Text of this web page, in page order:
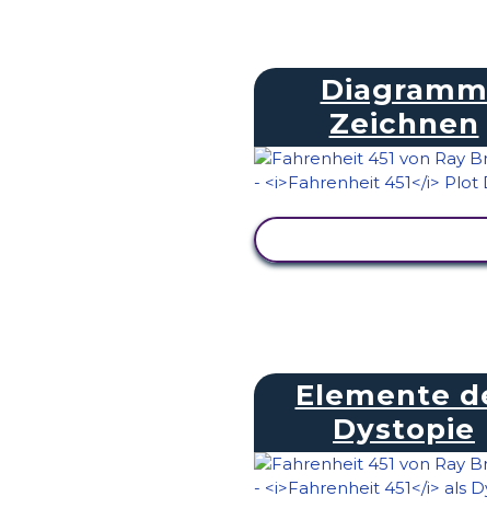
Diagramm
Zeichnen
Elemente
Dystopie